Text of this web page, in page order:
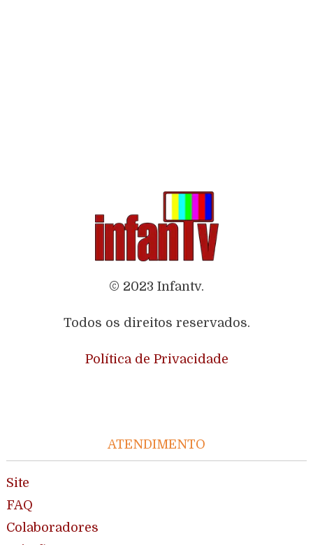
© 2023 Infantv.
Todos os direitos reservados.
Política de Privacidade
ATENDIMENTO
Site
FAQ
Colaboradores